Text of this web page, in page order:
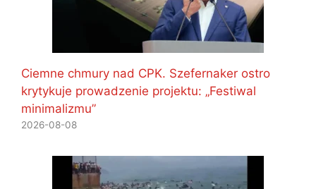
Ciemne chmury nad CPK. Szefernaker ostro
krytykuje prowadzenie projektu: „Festiwal
minimalizmu”
2026-08-08